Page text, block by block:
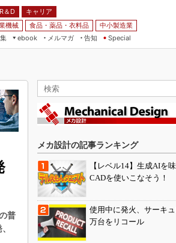
R＆D
キャリア
機械 食品・薬品・衣料品
中小製造業
ebook
メルマガ
告知 Special
普
メカ設計の記事ランキング
【レベル14】生成AIを
CADを使いこなそう！
使用中に発火、サーキ
万台をリコール